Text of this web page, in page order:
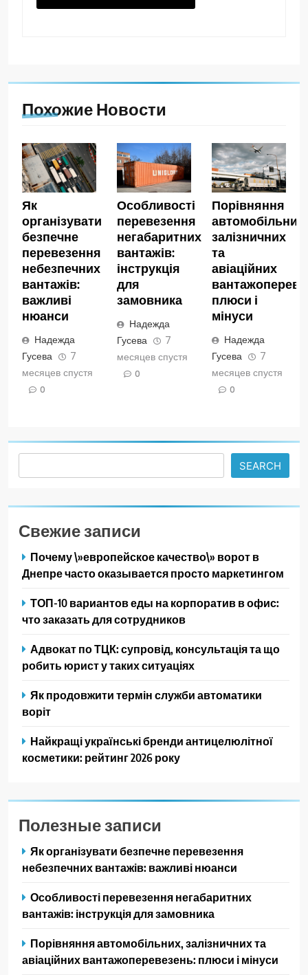
Похожие Новости
Як
організувати
безпечне
перевезення
небезпечних
вантажів:
важливі
нюанси
Надежда
Гусева
7
месяцев спустя
0
Особливості
перевезення
негабаритних
вантажів:
інструкція
для
замовника
Надежда
Гусева
7
месяцев спустя
0
Порівняння
автомобільних,
залізничних
та
авіаційних
плюси і
мінуси
Надежда
Гусева
7
месяцев спустя
0
SEARCH
Свежие записи
Почему \»европейское качество\» ворот в
Днепре часто оказывается просто маркетингом
ТОП-10 вариантов еды на корпоратив в офис:
что заказать для сотрудников
Адвокат по ТЦК: супровід, консультація та що
робить юрист у таких ситуаціях
Як продовжити термін служби автоматики
воріт
Найкращі українські бренди антицелюлітної
косметики: рейтинг 2026 року
Полезные записи
Як організувати безпечне перевезення
небезпечних вантажів: важливі нюанси
Особливості перевезення негабаритних
вантажів: інструкція для замовника
Порівняння автомобільних, залізничних та
авіаційних вантажоперевезень: плюси і мінуси